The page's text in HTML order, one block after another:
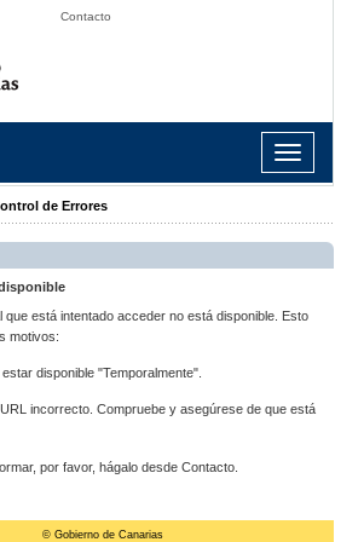
Contacto
Toggle
navigation
de Errores
que está intentado acceder no está disponible. Esto
motivos:
disponible "Temporalmente".
incorrecto. Compruebe y asegúrese de que está
por favor, hágalo desde Contacto.
© Gobierno de Canarias